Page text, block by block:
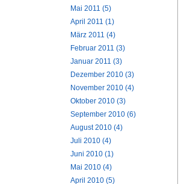
Mai 2011 (5)
April 2011 (1)
März 2011 (4)
Februar 2011 (3)
Januar 2011 (3)
Dezember 2010 (3)
November 2010 (4)
Oktober 2010 (3)
September 2010 (6)
August 2010 (4)
Juli 2010 (4)
Juni 2010 (1)
Mai 2010 (4)
April 2010 (5)